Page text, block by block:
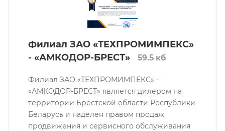
Филиал ЗАО «ТЕХПРОМИМПЕКС»
- «АМКОДОР-БРЕСТ»
59.5 кб
Филиал ЗАО «ТЕХПРОМИМПЕКС» -
«АМКОДОР-БРЕСТ» является дилером на
территории Брестской области Республики
Беларусь и наделен правом продаж
продвижения и сервисного обслуживания